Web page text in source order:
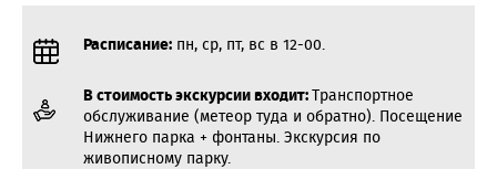
Расписание: пн, ср, пт, вс в 12-00.
В стоимость экскурсии входит:
Транспортное
обслуживание (метеор туда и обратно). Посещение
Нижнего парка + фонтаны. Экскурсия по
живописному парку.